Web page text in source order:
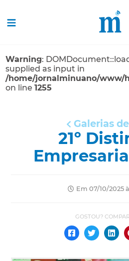
Warning:
supplied as input in
/home/jornalminuano/www/
on line1255
Galerias
21º
Em 07/10/2025